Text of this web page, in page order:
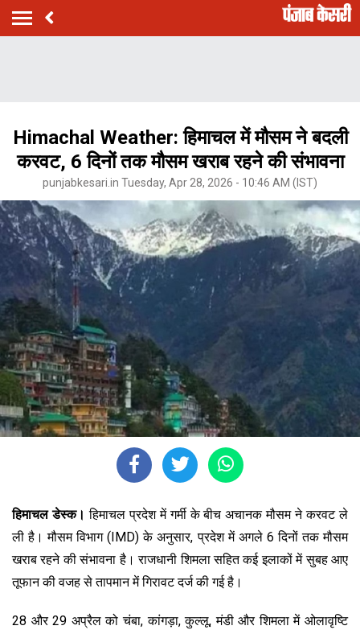
Himachal Weather: हिमाचल में मौसम ने बदली
करवट, 6 दिनों तक मौसम खराब रहने की संभावना
punjabkesari.in Tuesday, Apr 28, 2026 - 10:46 AM (IST)
हिमाचल डेस्क। हिमाचल प्रदेश में गर्मी के बीच अचानक मौसम ने करवट ले
ली है। मौसम विभाग (IMD) के अनुसार, प्रदेश में अगले 6 दिनों तक मौसम
खराब रहने की संभावना है। राजधानी शिमला सहित कई इलाकों में सुबह आए
तूफान की वजह से तापमान में गिरावट दर्ज की गई है।
28 और 29 अप्रैल को चंबा, कांगड़ा, कुल्लू, मंडी और शिमला में ओलावृष्टि